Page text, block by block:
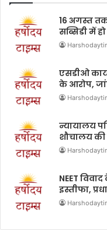
16 अगस्त
सब्सिडी में
एसडीओ
के आरोप,
न्यायालय
शौचालय की
NEET विवाद
इस्तीफा,